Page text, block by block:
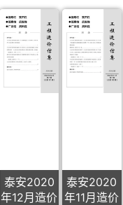
泰安2020
年12月造价
泰安2020
年11月造价